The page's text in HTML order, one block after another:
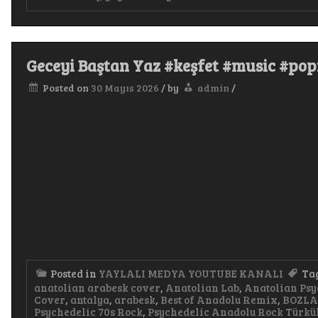
Pop
Şarkı
Geceyi Baştan Yaz #keşfet #music
Posted on 30 Mayıs 2026 /by admin /
Posted in YAYLALI MEDYA YOUTUBE KANALI
anatolian arabesk cover, Anatolian Lab, Anatolian
Cover, antalya, arabesk, Best of Anadolu Remix,
Psychedelic 70s Rock, Psychedelic Anadolu Rock